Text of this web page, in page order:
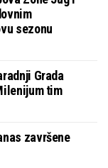
sezonu
Grada
tim
završene